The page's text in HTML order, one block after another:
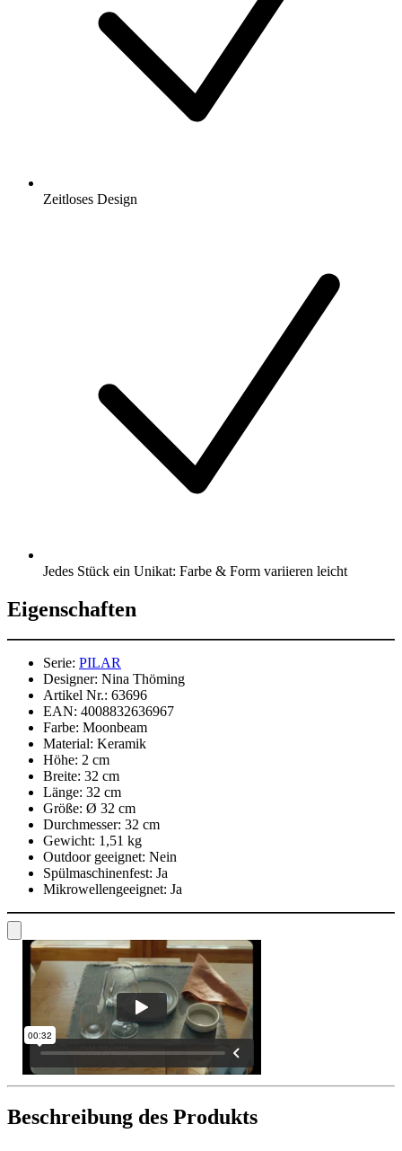
Zeitloses Design
Jedes Stück ein Unikat: Farbe & Form variieren leicht
Eigenschaften
Serie: PILAR
Designer: Nina Thöming
Artikel Nr.: 63696
EAN: 4008832636967
Farbe: Moonbeam
Material: Keramik
Höhe: 2 cm
Breite: 32 cm
Länge: 32 cm
Größe: Ø 32 cm
Durchmesser: 32 cm
Gewicht: 1,51 kg
Outdoor geeignet: Nein
Spülmaschinenfest: Ja
Mikrowellengeeignet: Ja
Beschreibung des Produkts